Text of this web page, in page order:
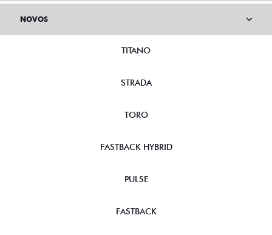
NOVOS
TITANO
STRADA
TORO
FASTBACK HYBRID
PULSE
FASTBACK